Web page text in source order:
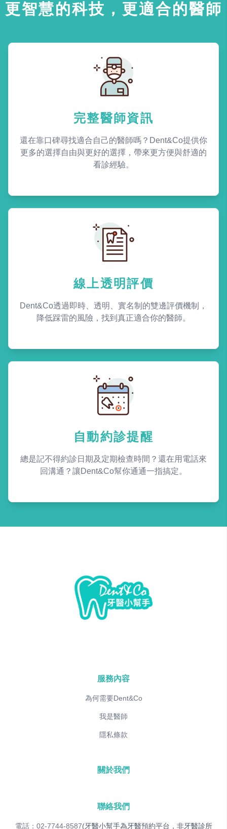
更智慧的科技，更適合的醫師
完整醫師資訊
還在靠口碑尋找適合自己的醫師嗎？Dent&Co提供你
更多的選擇自由與更好的選擇，帶來更方便與舒適的
看診經驗。
線上透明評價
Dent&Co透過即時、透明、實名制的雙邊評價機制，
降低踩雷的風險，找到真正適合你的醫師。
自動約診提醒
總是記不得約診日期及定期檢查時間？還在用電話來
回溝通？讓Dent&Co幫你通通一指搞定。
服務內容
為何需要Dent&Co
我是醫師
隱私條款
關於我們
聯絡我們
電話：02-7744-8587(牙醫小幫手為牙醫預約平台，非牙醫診所